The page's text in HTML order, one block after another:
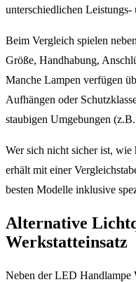
unterschiedlichen
Beim Vergleich spielen
Größe, Handhabung,
Manche Lampen verfügen
Aufhängen oder
staubigen Umgebungen
Wer sich nicht sicher ist, wie
erhält mit einer
besten Modelle inklusive
Alternative
Werkstatteinsatz
Neben der LED Handlampe